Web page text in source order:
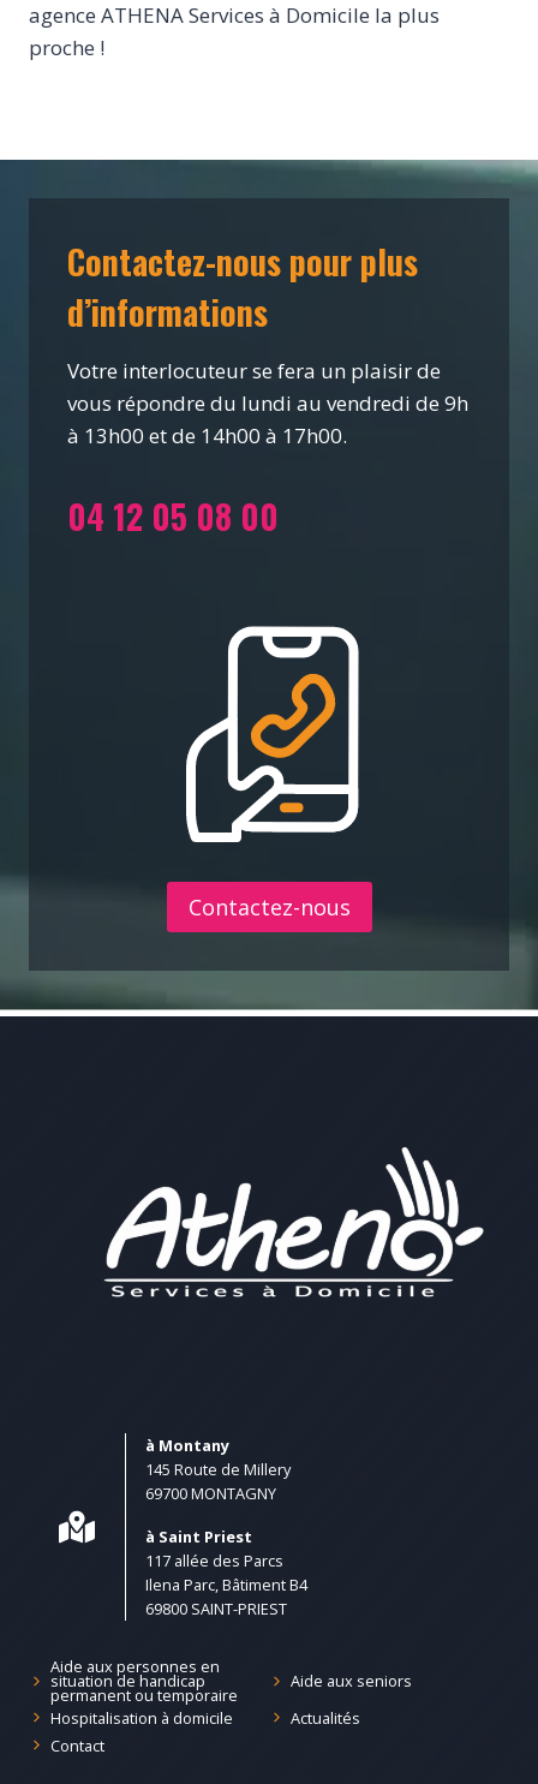
agence ATHENA Services à Domicile la plus
proche !
Contactez-nous pour plus
d’informations
Votre interlocuteur se fera un plaisir de
vous répondre du lundi au vendredi de 9h
à 13h00 et de 14h00 à 17h00.
04 12 05 08 00
Contactez-nous
à Montany
145 Route de Millery
69700 MONTAGNY
à Saint Priest
117 allée des Parcs
Ilena Parc, Bâtiment B4
69800 SAINT-PRIEST
Aide aux personnes en
situation de handicap
permanent ou temporaire
Aide aux seniors
Hospitalisation à domicile
Actualités
Contact